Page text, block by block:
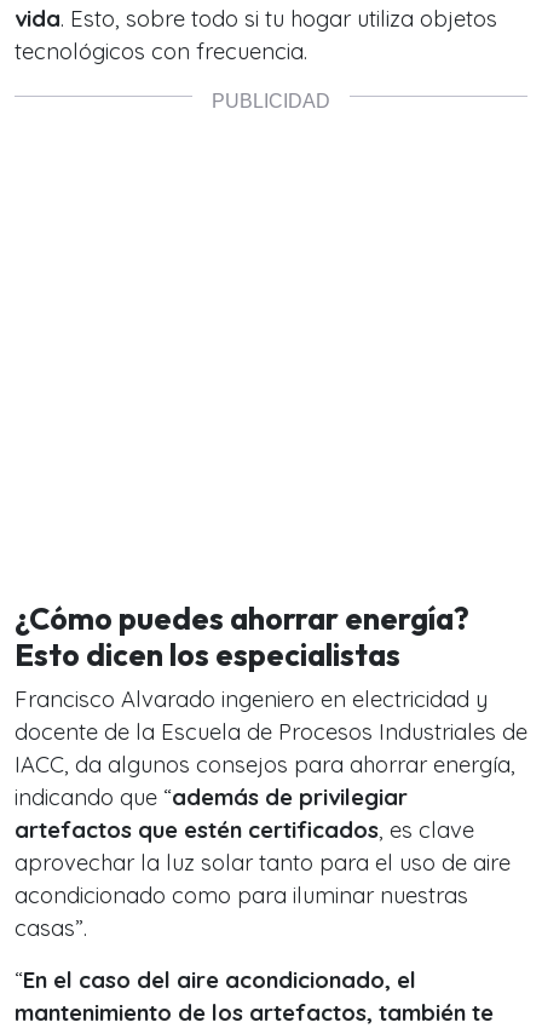
vida. Esto, sobre todo si tu hogar utiliza objetos
tecnológicos con frecuencia.
¿Cómo puedes ahorrar energía?
Esto dicen los especialistas
Francisco Alvarado ingeniero en electricidad y
docente de la Escuela de Procesos Industriales de
IACC, da algunos consejos para ahorrar energía,
indicando que “además de privilegiar
artefactos que estén certificados, es clave
aprovechar la luz solar tanto para el uso de aire
acondicionado como para iluminar nuestras
casas”.
“En el caso del aire acondicionado, el
mantenimiento de los artefactos, también te